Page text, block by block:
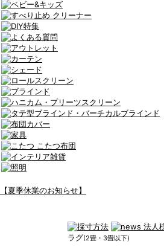
【夏季休業のお知らせ】
ラグ(2畳・3畳以下)